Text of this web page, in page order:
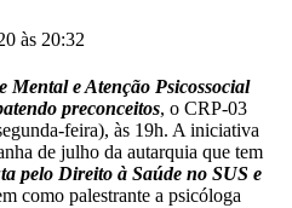
às 20:32
Mental e Atenção Psicossocial
preconceitos, o CRP-03
feira), às 19h. A iniciativa
de julho da autarquia que tem
pelo Direito à Saúde no SUS e
como palestrante a psicóloga